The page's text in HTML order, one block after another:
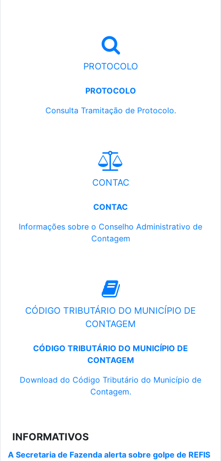
PROTOCOLO
PROTOCOLO
Consulta Tramitação de Protocolo.
CONTAC
CONTAC
Informações sobre o Conselho Administrativo de
Contagem
CÓDIGO TRIBUTÁRIO DO MUNICÍPIO DE
CONTAGEM
CÓDIGO TRIBUTÁRIO DO MUNICÍPIO DE
CONTAGEM
Download do Código Tributário do Município de
Contagem.
INFORMATIVOS
A Secretaria de Fazenda alerta sobre golpe de REFIS